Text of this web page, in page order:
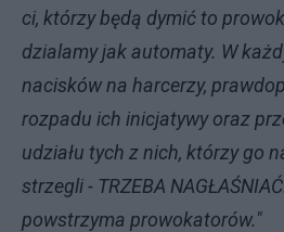
ci, którzy będą dymić to
dzialamy jak automaty. W
nacisków na harcerzy,
rozpadu ich inicjatywy oraz
udziału tych z nich, którzy go
strzegli - TRZEBA
powstrzyma prowokatorów."